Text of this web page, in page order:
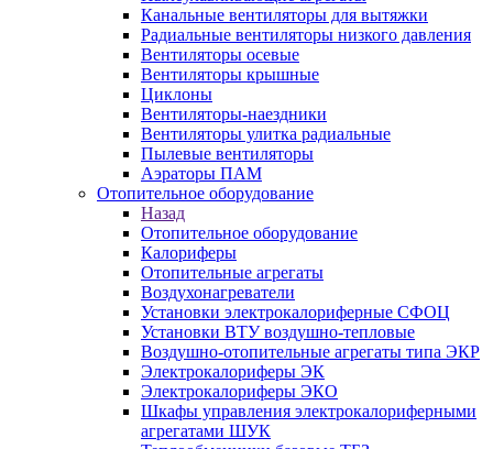
Канальные вентиляторы для вытяжки
Радиальные вентиляторы низкого давления
Вентиляторы осевые
Вентиляторы крышные
Циклоны
Вентиляторы-наездники
Вентиляторы улитка радиальные
Пылевые вентиляторы
Аэраторы ПАМ
Отопительное оборудование
Назад
Отопительное оборудование
Калориферы
Отопительные агрегаты
Воздухонагреватели
Установки электрокалориферные СФОЦ
Установки ВТУ воздушно-тепловые
Воздушно-отопительные агрегаты типа ЭКР
Электрокалориферы ЭК
Электрокалориферы ЭКО
Шкафы управления электрокалориферными
агрегатами ШУК